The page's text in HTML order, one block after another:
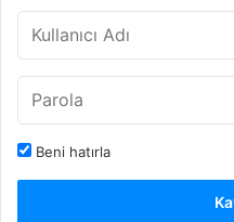
Beni hatırla